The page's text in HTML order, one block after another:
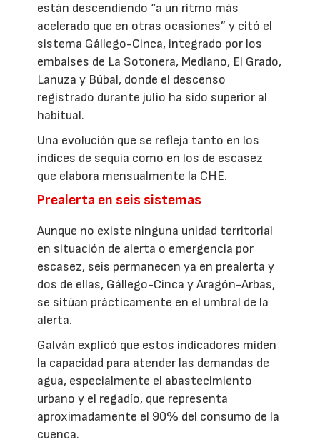
están descendiendo “a un ritmo más
acelerado que en otras ocasiones” y citó el
sistema Gállego-Cinca, integrado por los
embalses de La Sotonera, Mediano, El Grado,
Lanuza y Búbal, donde el descenso
registrado durante julio ha sido superior al
habitual.
Una evolución que se refleja tanto en los
índices de sequía como en los de escasez
que elabora mensualmente la CHE.
Prealerta en seis sistemas
Aunque no existe ninguna unidad territorial
en situación de alerta o emergencia por
escasez, seis permanecen ya en prealerta y
dos de ellas, Gállego-Cinca y Aragón-Arbas,
se sitúan prácticamente en el umbral de la
alerta.
Galván explicó que estos indicadores miden
la capacidad para atender las demandas de
agua, especialmente el abastecimiento
urbano y el regadío, que representa
aproximadamente el 90% del consumo de la
cuenca.